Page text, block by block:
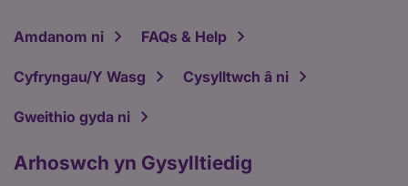
Amdanom ni FAQs & Help
Cyfryngau/Y Wasg Cysylltwch â ni
Gweithio gyda ni
Arhoswch yn Gysylltiedig